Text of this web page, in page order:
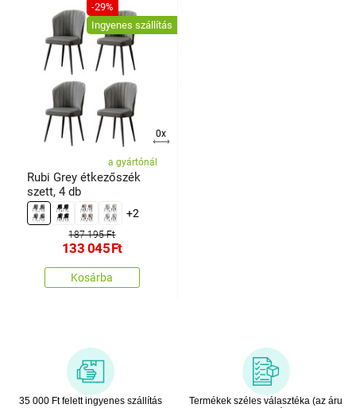
-29%
Ingyenes szállítás
0x
a gyártónál
Rubi Grey étkezőszék
szett, 4 db
+2
187 195 Ft
133 045Ft
Kosárba
35 000 Ft felett ingyenes szállítás
Termékek széles választéka (az áru